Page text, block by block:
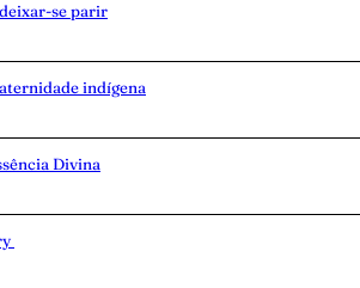
se parir
indígena
Divina